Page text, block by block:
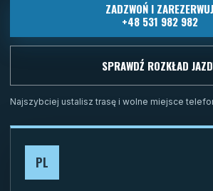
ZADZWOŃ I ZAREZERWUJ
+48 531 982 982
SPRAWDŹ ROZKŁAD
Najszybciej ustalisz trasę i wolne miejsce
PL